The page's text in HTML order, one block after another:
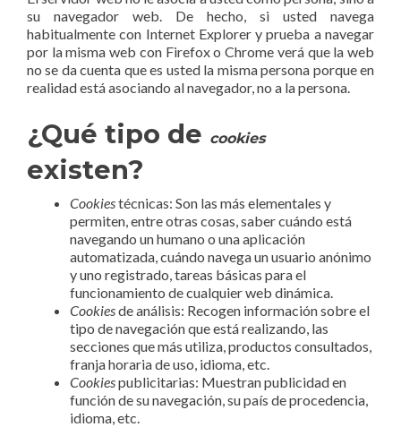
su navegador web. De hecho, si usted navega
habitualmente con Internet Explorer y prueba a navegar
por la misma web con Firefox o Chrome verá que la web
no se da cuenta que es usted la misma persona porque en
realidad está asociando al navegador, no a la persona.
¿Qué tipo de cookies
existen?
Cookiestécnicas: Son las más elementales y
permiten, entre otras cosas, saber cuándo está
navegando un humano o una aplicación
automatizada, cuándo navega un usuario anónimo
y uno registrado, tareas básicas para el
funcionamiento de cualquier web dinámica.
Cookiesde análisis: Recogen información sobre el
tipo de navegación que está realizando, las
secciones que más utiliza, productos consultados,
franja horaria de uso, idioma, etc.
Cookiespublicitarias: Muestran publicidad en
función de su navegación, su país de procedencia,
idioma, etc.